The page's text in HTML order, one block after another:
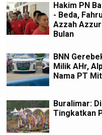
Hakim PN
- Beda,
Azzah
Bulan
BNN
Milik AHr,
Nama PT
Buralimar:
Tingkatkan